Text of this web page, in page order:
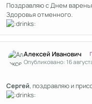
Поздравляю с Днем
Здоровья отменного.
Алексей Иванович
Опубликовано:16
Сергей, поздравляю и